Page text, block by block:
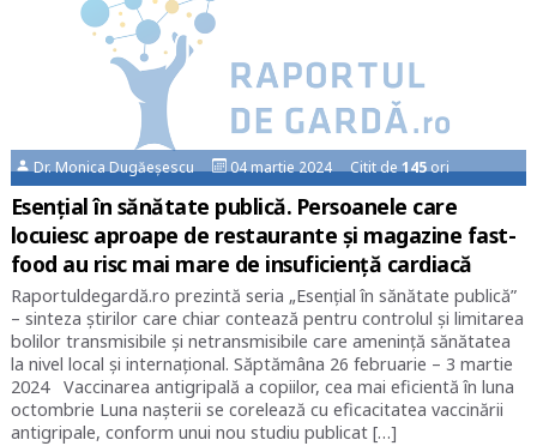
Dr. Monica Dugăeșescu 04 martie 2024 Citit de145ori
Esențial în sănătate publică. Persoanele care
locuiesc aproape de restaurante și magazine fast-
food au risc mai mare de insuficiență cardiacă
Raportuldegardă.ro prezintă seria „Esențial în sănătate publică”
– sinteza știrilor care chiar contează pentru controlul și limitarea
bolilor transmisibile și netransmisibile care amenință sănătatea
la nivel local și internațional. Săptămâna 26 februarie – 3 martie
2024 Vaccinarea antigripală a copiilor, cea mai eficientă în luna
octombrie Luna naşterii se corelează cu eficacitatea vaccinării
antigripale, conform unui nou studiu publicat […]